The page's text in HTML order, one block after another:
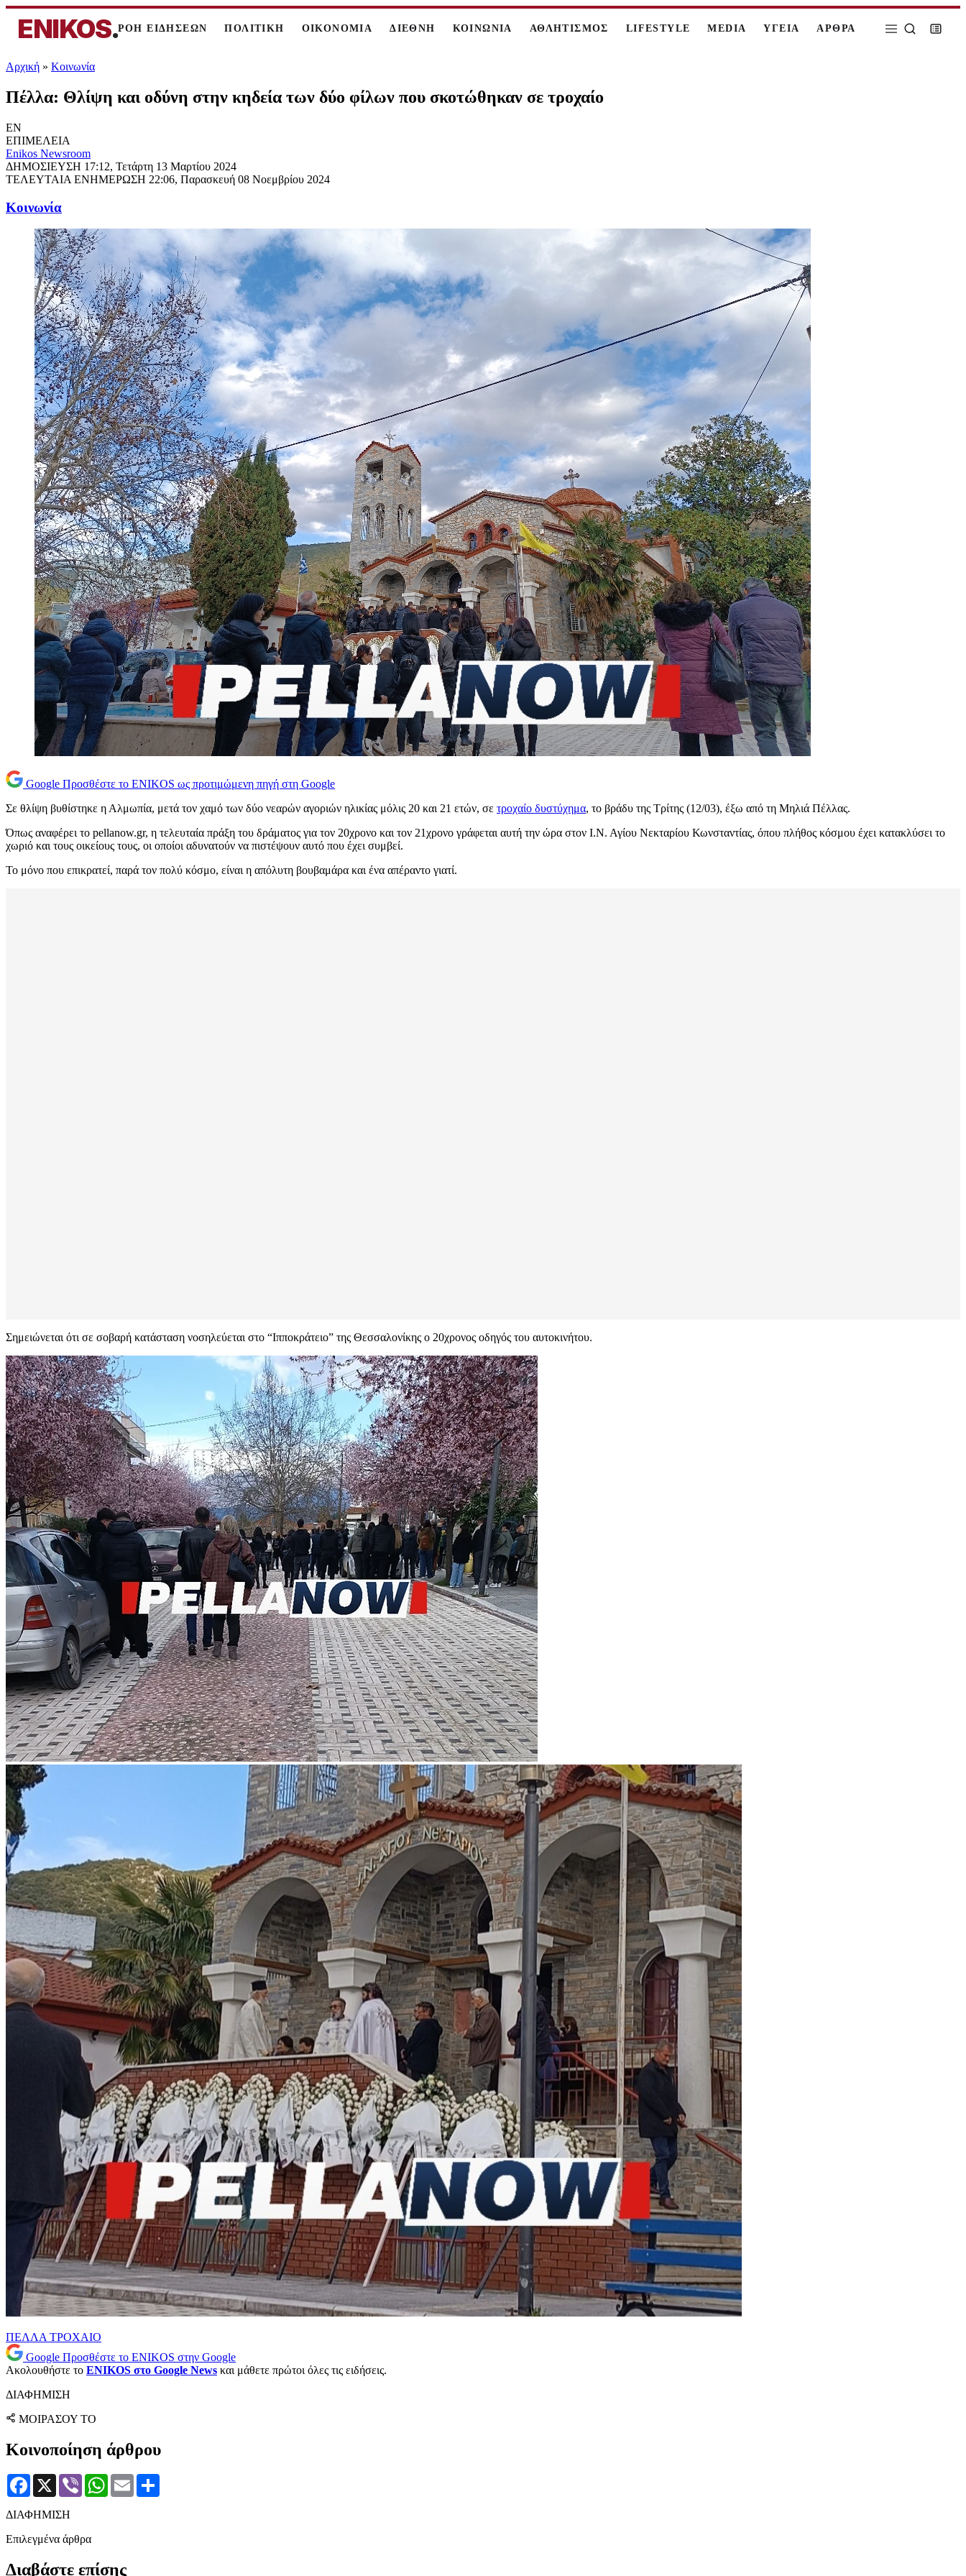
ENIKOS.ΡΟΗ ΕΙΔΗΣΕΩΝ ΠΟΛΙΤΙΚΗ ΟΙΚΟΝΟΜΙΑ ΔΙΕΘΝΗ ΚΟΙΝΩΝΙΑ ΑΘΛΗΤΙΣΜΟΣ LIFESTYLE MEDIA ΥΓΕΙΑ ΑΡΘΡΑ
Αρχική » Κοινωνία
Πέλλα: Θλίψη και οδύνη στην κηδεία των δύο φίλων που σκοτώθηκαν σε τροχαίο
EN
ΕΠΙΜΕΛΕΙΑ
Enikos Newsroom
ΔΗΜΟΣΙΕΥΣΗ 17:12, Τετάρτη 13 Μαρτίου 2024
ΤΕΛΕΥΤΑΙΑ ΕΝΗΜΕΡΩΣΗ 22:06, Παρασκευή 08 Νοεμβρίου 2024
Κοινωνία
Google Προσθέστε το ENIKOS ως προτιμώμενη πηγή στη Google
Σε θλίψη βυθίστηκε η Αλμωπία, μετά τον χαμό των δύο νεαρών αγοριών ηλικίας μόλις 20 και 21 ετών, σε τροχαίο δυστύχημα, το βράδυ της Τρίτης (12/03), έξω από τη Μηλιά Πέλλας.
Όπως αναφέρει το pellanow.gr, η τελευταία πράξη του δράματος για τον 20χρονο και τον 21χρονο γράφεται αυτή την ώρα στον Ι.Ν. Αγίου Νεκταρίου Κωνσταντίας, όπου πλήθος κόσμου έχει κατακλύσει το
χωριό και τους οικείους τους, οι οποίοι αδυνατούν να πιστέψουν αυτό που έχει συμβεί.
Το μόνο που επικρατεί, παρά τον πολύ κόσμο, είναι η απόλυτη βουβαμάρα και ένα απέραντο γιατί.
Σημειώνεται ότι σε σοβαρή κατάσταση νοσηλεύεται στο “Ιπποκράτειο” της Θεσσαλονίκης ο 20χρονος οδηγός του αυτοκινήτου.
ΠΕΛΛΑ ΤΡΟΧΑΙΟ
Google Προσθέστε το ENIKOS στην Google
Ακολουθήστε το ENIKOS στο Google News και μάθετε πρώτοι όλες τις ειδήσεις.
ΔΙΑΦΗΜΙΣΗ
ΜΟΙΡΑΣΟΥ ΤΟ
Κοινοποίηση άρθρου
Facebook
X Viber WhatsApp
Email
ΔΙΑΦΗΜΙΣΗ
Επιλεγμένα άρθρα
Διαβάστε επίσης